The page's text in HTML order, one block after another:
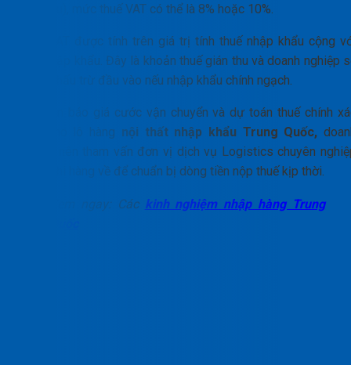
kích cầu), mức thuế VAT có thể là 8% hoặc 10%.
Thuế VAT được tính trên giá trị tính thuế nhập khẩu cộng
thuế nhập khẩu. Đây là khoản thuế gián thu và doanh nghiệp
được khấu trừ đầu vào nếu nhập khẩu chính ngạch.
Để nhận báo giá cước vận chuyển và dự toán thuế chính
nhất cho lô hàng nội thất nhập khẩu Trung Quốc,
nghiệp nên tham vấn đơn vị dịch vụ Logistics chuyên
trước khi hàng về để chuẩn bị dòng tiền nộp thuế kịp thời.
Xem ngay: Các kinh nghiệm nhập hàng Trung